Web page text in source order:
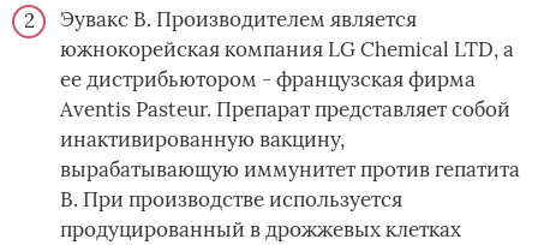
Эувакс В. Производителем является
южнокорейская компания LG Chemical LTD, а
ее дистрибьютором - французская фирма
Aventis Pasteur. Препарат представляет собой
инактивированную вакцину,
вырабатывающую иммунитет против гепатита
В. При производстве используется
продуцированный в дрожжевых клетках